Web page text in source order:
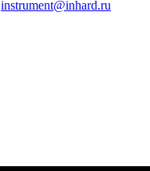
instrument@inhard.ru